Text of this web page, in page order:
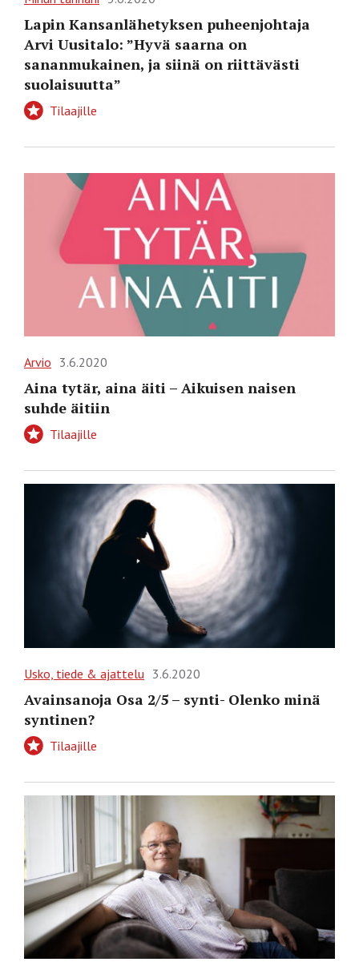
Lapin Kansanlähetyksen puheenjohtaja
Arvi Uusitalo: ”Hyvä saarna on
sananmukainen, ja siinä on riittävästi
suolaisuutta”
Tilaajille
Arvio 3.6.2020
Aina tytär, aina äiti – Aikuisen naisen
suhde äitiin
Tilaajille
Usko, tiede & ajattelu 3.6.2020
Avainsanoja Osa 2/5 – synti- Olenko minä
syntinen?
Tilaajille